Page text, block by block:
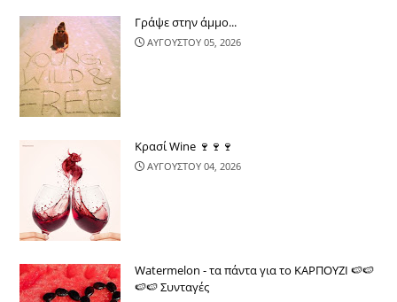
Γράψε στην άμμο...
ΑΥΓΟΥΣΤΟΥ 05, 2026
Κρασί Wine 🍷🍷🍷
ΑΥΓΟΥΣΤΟΥ 04, 2026
Watermelon - τα πάντα για το ΚΑΡΠΟΥΖΙ 🍉🍉
🍉🍉 Συνταγές